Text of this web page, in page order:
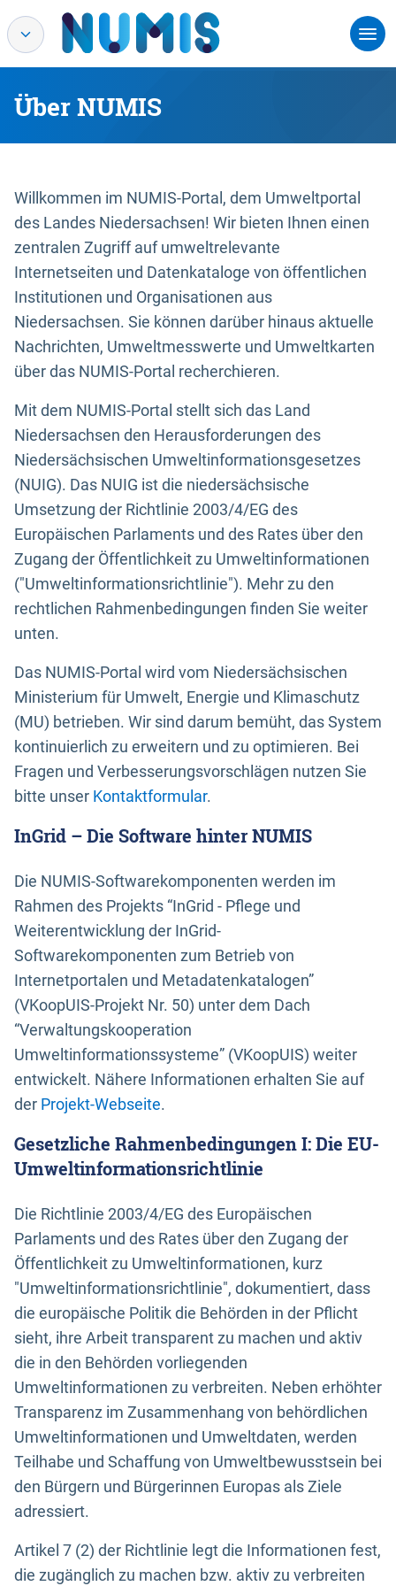
Über NUMIS
Willkommen im NUMIS-Portal, dem Umweltportal
des Landes Niedersachsen! Wir bieten Ihnen einen
zentralen Zugriff auf umweltrelevante
Internetseiten und Datenkataloge von öffentlichen
Institutionen und Organisationen aus
Niedersachsen. Sie können darüber hinaus aktuelle
Nachrichten, Umweltmesswerte und Umweltkarten
über das NUMIS-Portal recherchieren.
Mit dem NUMIS-Portal stellt sich das Land
Niedersachsen den Herausforderungen des
Niedersächsischen Umweltinformationsgesetzes
(NUIG). Das NUIG ist die niedersächsische
Umsetzung der Richtlinie 2003/4/EG des
Europäischen Parlaments und des Rates über den
Zugang der Öffentlichkeit zu Umweltinformationen
("Umweltinformationsrichtlinie"). Mehr zu den
rechtlichen Rahmenbedingungen finden Sie weiter
unten.
Das NUMIS-Portal wird vom Niedersächsischen
Ministerium für Umwelt, Energie und Klimaschutz
(MU) betrieben. Wir sind darum bemüht, das System
kontinuierlich zu erweitern und zu optimieren. Bei
Fragen und Verbesserungsvorschlägen nutzen Sie
bitte unser Kontaktformular.
InGrid – Die Software hinter NUMIS
Die NUMIS-Softwarekomponenten werden im
Rahmen des Projekts “InGrid - Pflege und
Weiterentwicklung der InGrid-
Softwarekomponenten zum Betrieb von
Internetportalen und Metadatenkatalogen”
(VKoopUIS-Projekt Nr. 50) unter dem Dach
“Verwaltungskooperation
Umweltinformationssysteme” (VKoopUIS) weiter
entwickelt. Nähere Informationen erhalten Sie auf
der Projekt-Webseite.
Gesetzliche Rahmenbedingungen I: Die EU-
Umweltinformationsrichtlinie
Die Richtlinie 2003/4/EG des Europäischen
Parlaments und des Rates über den Zugang der
Öffentlichkeit zu Umweltinformationen, kurz
"Umweltinformationsrichtlinie", dokumentiert, dass
die europäische Politik die Behörden in der Pflicht
sieht, ihre Arbeit transparent zu machen und aktiv
die in den Behörden vorliegenden
Umweltinformationen zu verbreiten. Neben erhöhter
Transparenz im Zusammenhang von behördlichen
Umweltinformationen und Umweltdaten, werden
Teilhabe und Schaffung von Umweltbewusstsein bei
den Bürgern und Bürgerinnen Europas als Ziele
adressiert.
Artikel 7 (2) der Richtlinie legt die Informationen fest,
die zugänglich zu machen bzw. aktiv zu verbreiten